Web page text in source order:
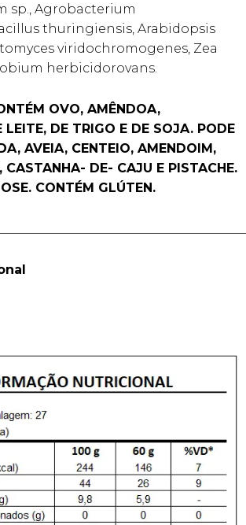
sp., Agrobacterium
thuringiensis, Arabidopsis
viridochromogenes, Zea
herbicidorovans.
OVO, AMÊNDOA,
LEITE, DE TRIGO E DE SOJA. PODE
AVEIA, CENTEIO, AMENDOIM,
CASTANHA- DE- CAJU E PISTACHE.
CONTÉM GLÚTEN.